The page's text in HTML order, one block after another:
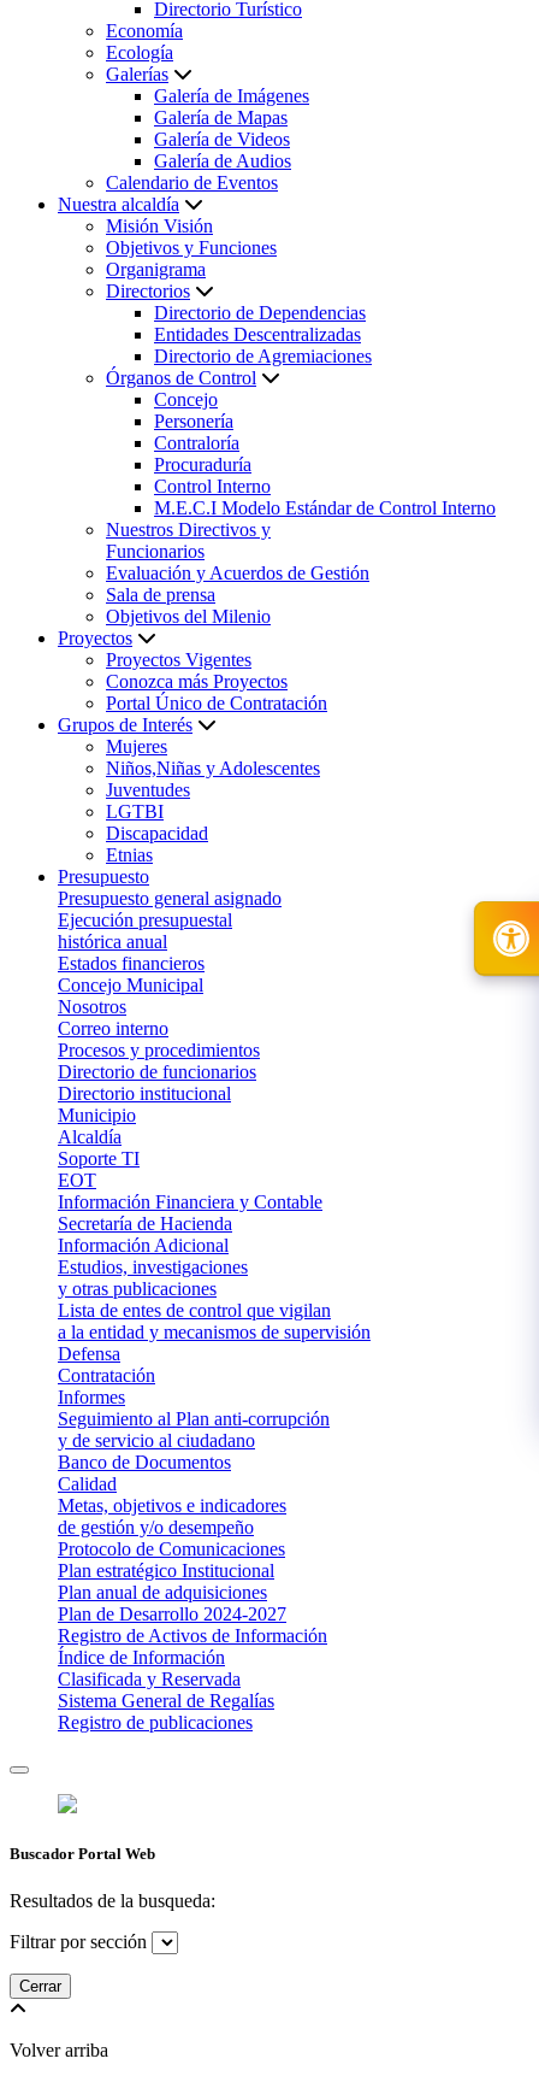
Directorio Turístico
Economía
Ecología
Galerías
Galería de Imágenes
Galería de Mapas
Galería de Videos
Galería de Audios
Calendario de Eventos
Nuestra alcaldía
Misión Visión
Objetivos y Funciones
Organigrama
Directorios
Directorio de Dependencias
Entidades Descentralizadas
Directorio de Agremiaciones
Órganos de Control
Concejo
Personería
Contraloría
Procuraduría
Control Interno
M.E.C.I Modelo Estándar de Control Interno
Nuestros Directivos y
Funcionarios
Evaluación y Acuerdos de Gestión
Sala de prensa
Objetivos del Milenio
Proyectos
Proyectos Vigentes
Conozca más Proyectos
Portal Único de Contratación
Grupos de Interés
Mujeres
Niños,Niñas y Adolescentes
Juventudes
LGTBI
Discapacidad
Etnias
Presupuesto
Presupuesto general asignado
Ejecución presupuestal
histórica anual
Estados financieros
Concejo Municipal
Nosotros
Correo interno
Procesos y procedimientos
Directorio de funcionarios
Directorio institucional
Municipio
Alcaldía
Soporte TI
EOT
Información Financiera y Contable
Secretaría de Hacienda
Información Adicional
Estudios, investigaciones
y otras publicaciones
Lista de entes de control que vigilan
a la entidad y mecanismos de supervisión
Defensa
Contratación
Informes
Seguimiento al Plan anti-corrupción
y de servicio al ciudadano
Banco de Documentos
Calidad
Metas, objetivos e indicadores
de gestión y/o desempeño
Protocolo de Comunicaciones
Plan estratégico Institucional
Plan anual de adquisiciones
Plan de Desarrollo 2024-2027
​Registro de Activos de Información​​
Índice de Información
Clasificada y Reservada
Sistema General de Regalías
Registro de publicaciones
Buscador Portal Web
Resultados de la busqueda:
Filtrar por sección
Cerrar
Volver arriba